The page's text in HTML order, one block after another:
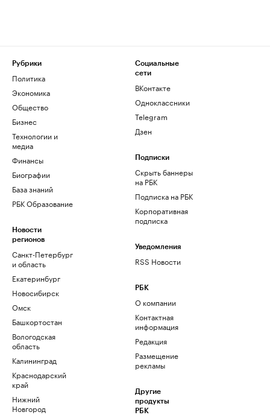
Рубрики
Политика
Экономика
Общество
Бизнес
Технологии и
медиа
Финансы
Биографии
База знаний
РБК Образование
Новости
регионов
Санкт-Петербург
и область
Екатеринбург
Новосибирск
Омск
Башкортостан
Вологодская
область
Калининград
Краснодарский
край
Нижний
Новгород
Социальные
сети
ВКонтакте
Одноклассники
Telegram
Дзен
Подписки
Скрыть баннеры
на РБК
Подписка на РБК
Корпоративная
подписка
Уведомления
RSS Новости
РБК
О компании
Контактная
информация
Редакция
Размещение
рекламы
Другие
продукты
РБК